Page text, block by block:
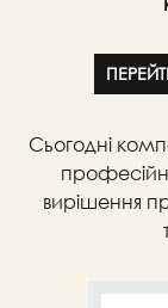
Сьогодні
вирішення